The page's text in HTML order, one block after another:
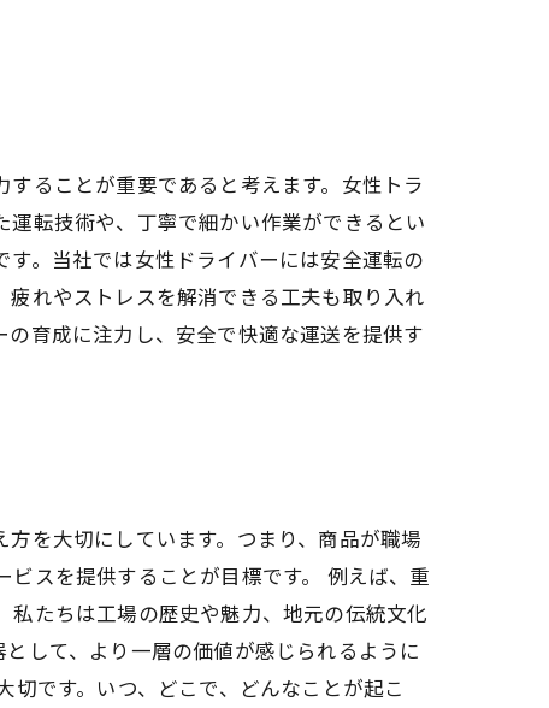
ることが重要であると考えます。女性トラ
転技術や、丁寧で細かい作業ができるとい
。当社では女性ドライバーには安全運転の
れやストレスを解消できる工夫も取り入れ
育成に注力し、安全で快適な運送を提供す
を大切にしています。つまり、商品が職場
スを提供することが目標です。 例えば、重
たちは工場の歴史や魅力、地元の伝統文化
して、より一層の価値が感じられるように
です。いつ、どこで、どんなことが起こ